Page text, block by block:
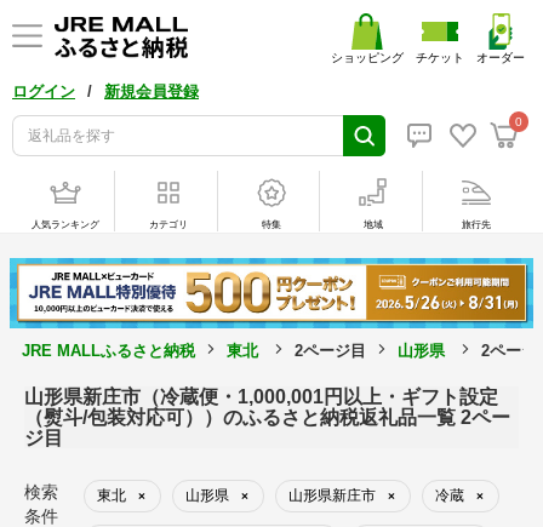
ログイン / 新規会員登録
0
ショッピング チケット オーダー
人気ランキング カテゴリ 特集 地域 旅行先
JRE MALLふるさと納税 東北 2ページ目 山形県 2ページ
山形県新庄市（冷蔵便・1,000,001円以上・ギフト設定
（熨斗/包装対応可））のふるさと納税返礼品一覧 2ペー
ジ目
検索
条件
東北 × 山形県 × 山形県新庄市 × 冷蔵 ×